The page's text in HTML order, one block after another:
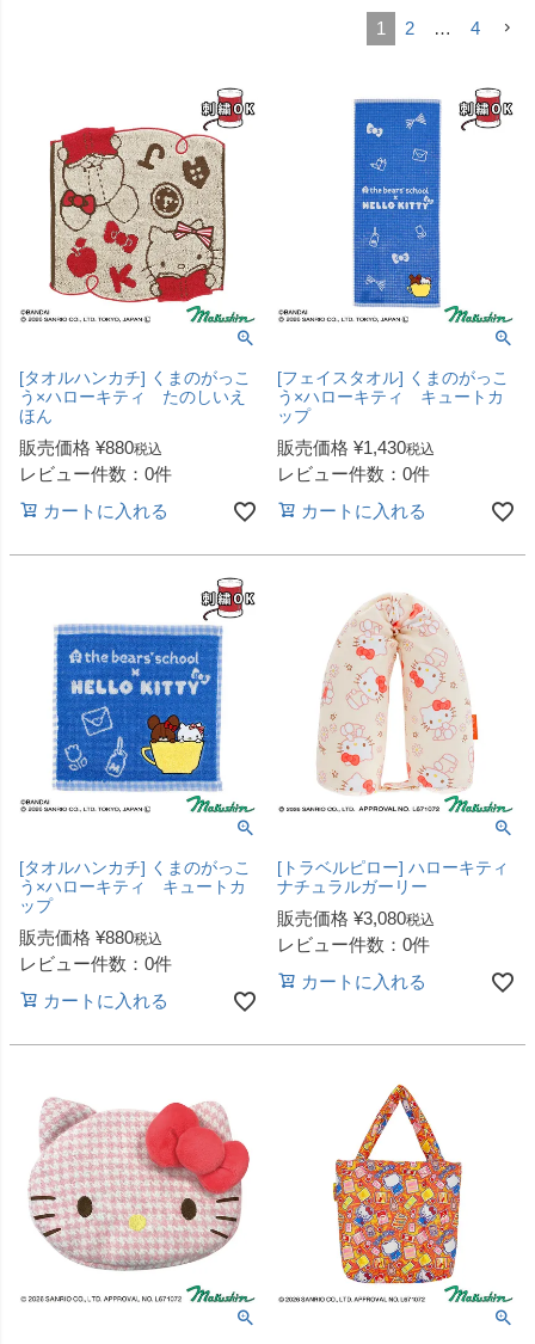
1
2 … 4
[タオルハンカチ] くまのがっこ
う×ハローキティ たのしいえ
ほん
販売価格 ¥880税込
レビュー件数：0件
カートに入れる
[フェイスタオル] くまのがっこ
う×ハローキティ キュートカ
ップ
販売価格 ¥1,430税込
レビュー件数：0件
カートに入れる
[タオルハンカチ] くまのがっこ
う×ハローキティ キュートカ
ップ
販売価格 ¥880税込
レビュー件数：0件
カートに入れる
[トラベルピロー] ハローキティ
ナチュラルガーリー
販売価格 ¥3,080税込
レビュー件数：0件
カートに入れる